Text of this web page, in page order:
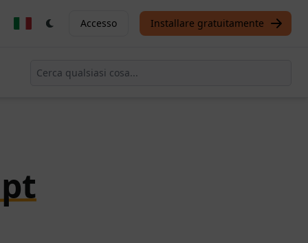
Accesso Installare gratuitamente